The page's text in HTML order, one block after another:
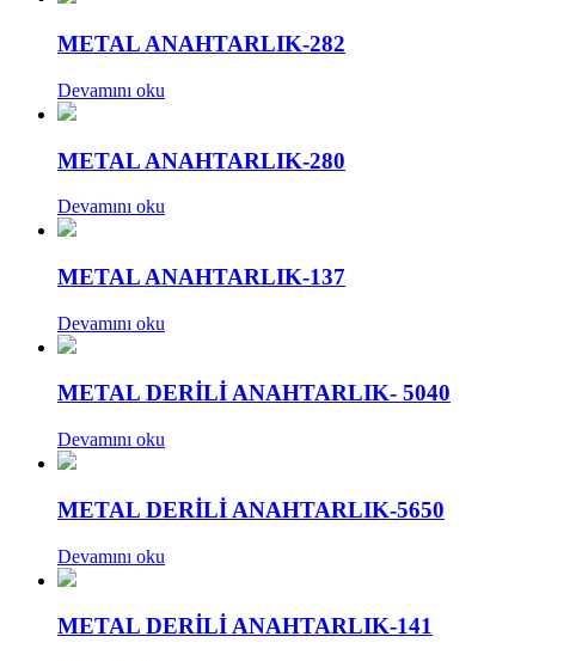
METAL ANAHTARLIK-282
Devamını oku
METAL ANAHTARLIK-280
Devamını oku
METAL ANAHTARLIK-137
Devamını oku
METAL DERİLİ ANAHTARLIK- 5040
Devamını oku
METAL DERİLİ ANAHTARLIK-5650
Devamını oku
METAL DERİLİ ANAHTARLIK-141